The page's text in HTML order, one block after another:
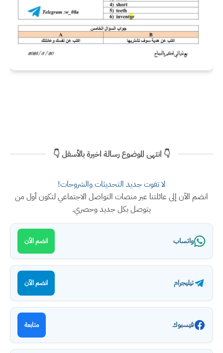
👇 انتهى الموضوع رسالة اخيرة بالأسفل 👇
لا تفوت جديد التحديثات والشروحات!
انضم الآن إلى عائلتنا عبر منصات التواصل الاجتماعي لتكون أول من
يتوصل بكل جديد وحصري.
واتساب انضم الآن
تيليجرام انضم الآن
فيسبوك متابعة